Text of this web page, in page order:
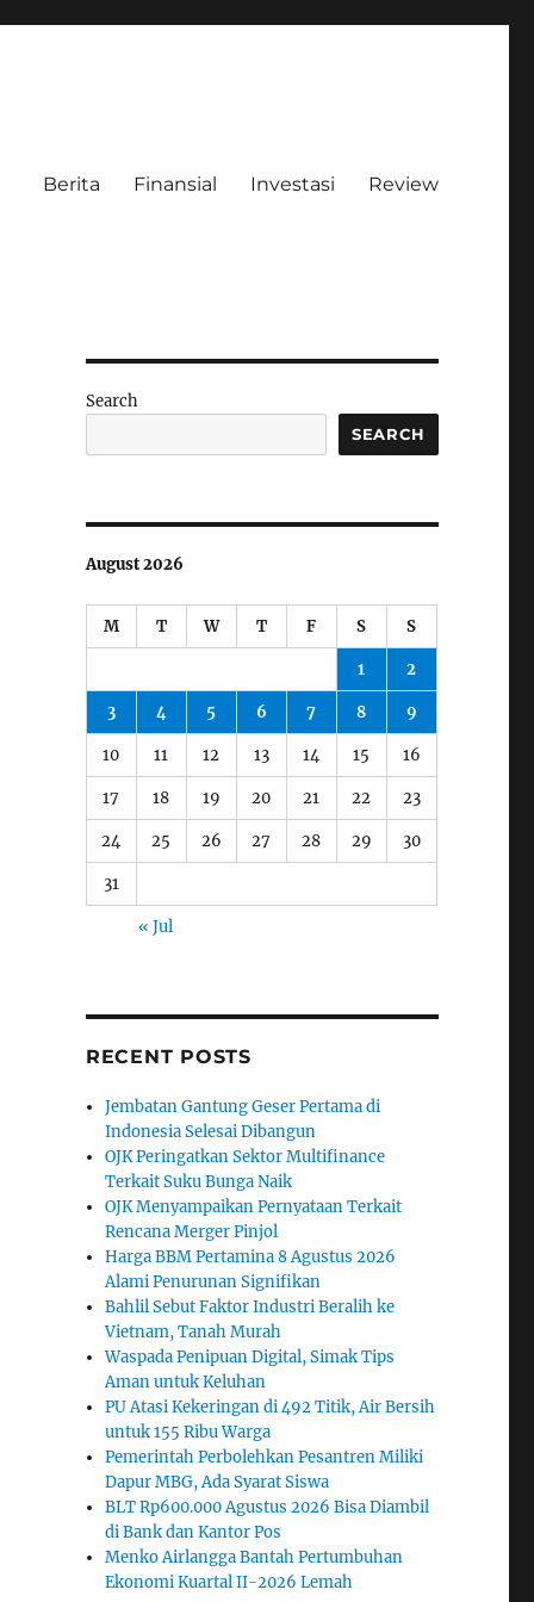
Berita Finansial Investasi Review
Search
SEARCH
August 2026
M T W T F S S
1 2
3 4 5 6 7 8 9
10 11 12 13 14 15 16
17 18 19 20 21 22 23
24 25 26 27 28 29 30
31
« Jul
RECENT POSTS
Jembatan Gantung Geser Pertama di
Indonesia Selesai Dibangun
OJK Peringatkan Sektor Multifinance
Terkait Suku Bunga Naik
OJK Menyampaikan Pernyataan Terkait
Rencana Merger Pinjol
Harga BBM Pertamina 8 Agustus 2026
Alami Penurunan Signifikan
Bahlil Sebut Faktor Industri Beralih ke
Vietnam, Tanah Murah
Waspada Penipuan Digital, Simak Tips
Aman untuk Keluhan
PU Atasi Kekeringan di 492 Titik, Air Bersih
untuk 155 Ribu Warga
Pemerintah Perbolehkan Pesantren Miliki
Dapur MBG, Ada Syarat Siswa
BLT Rp600.000 Agustus 2026 Bisa Diambil
di Bank dan Kantor Pos
Menko Airlangga Bantah Pertumbuhan
Ekonomi Kuartal II-2026 Lemah